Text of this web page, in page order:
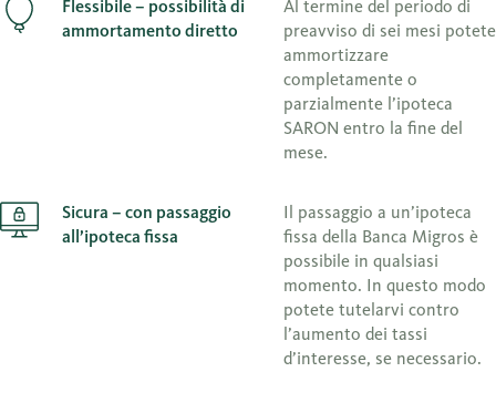
Flessibile – possibilità di
ammortamento diretto
Al termine del periodo di
preavviso di sei mesi potete
ammortizzare
completamente o
parzialmente l’ipoteca
SARON entro la fine del
mese.
Sicura – con passaggio
all’ipoteca fissa
Il passaggio a un’ipoteca
fissa della Banca Migros è
possibile in qualsiasi
momento. In questo modo
potete tutelarvi contro
l’aumento dei tassi
d’interesse, se necessario.